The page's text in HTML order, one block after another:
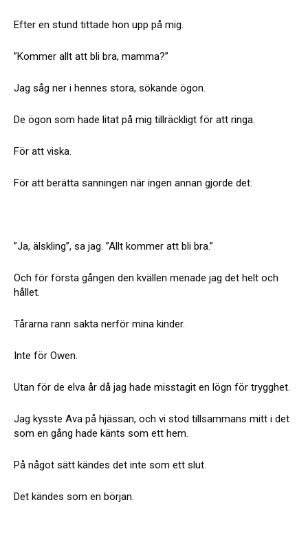
Efter en stund tittade hon upp på mig.
”Kommer allt att bli bra, mamma?”
Jag såg ner i hennes stora, sökande ögon.
De ögon som hade litat på mig tillräckligt för att ringa.
För att viska.
För att berätta sanningen när ingen annan gjorde det.
”Ja, älskling”, sa jag. ”Allt kommer att bli bra.”
Och för första gången den kvällen menade jag det helt och
hållet.
Tårarna rann sakta nerför mina kinder.
Inte för Owen.
Utan för de elva år då jag hade misstagit en lögn för trygghet.
Jag kysste Ava på hjässan, och vi stod tillsammans mitt i det
som en gång hade känts som ett hem.
På något sätt kändes det inte som ett slut.
Det kändes som en början.